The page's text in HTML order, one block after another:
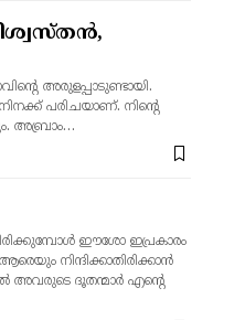
അരുളപ്പാടുണ്ടായി.
പരിചയാണ്‌. നിന്റെ
അബ്രാം…
ഈശോ ഇപ്രകാരം
നിന്ദിക്കാതിരിക്കാൻ
അവരുടെ ദൂതന്മാർ എന്റെ